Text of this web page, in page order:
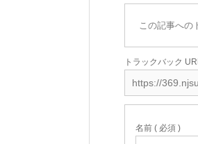
この記事への
トラックバック URL
名前 ( 必須 )